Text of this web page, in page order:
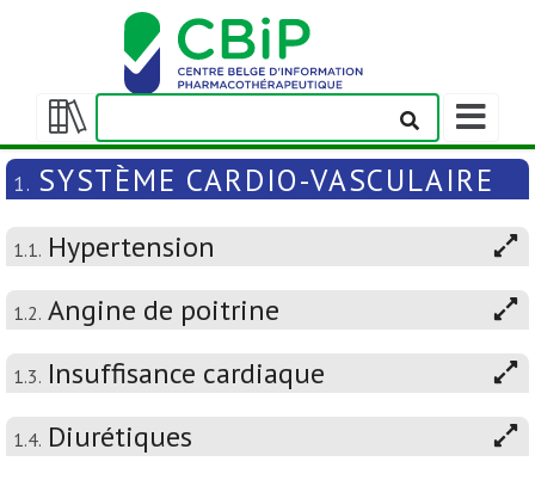
Afficher/masquer
la
table
matières
Afficher/
la
barre
de
navigation
1. SYSTÈME CARDIO-VASCULAIRE
1.1. Hypertension
1.2. Angine de poitrine
1.3. Insuffisance cardiaque
1.4. Diurétiques